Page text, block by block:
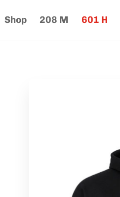
Shop 208 M 601 H